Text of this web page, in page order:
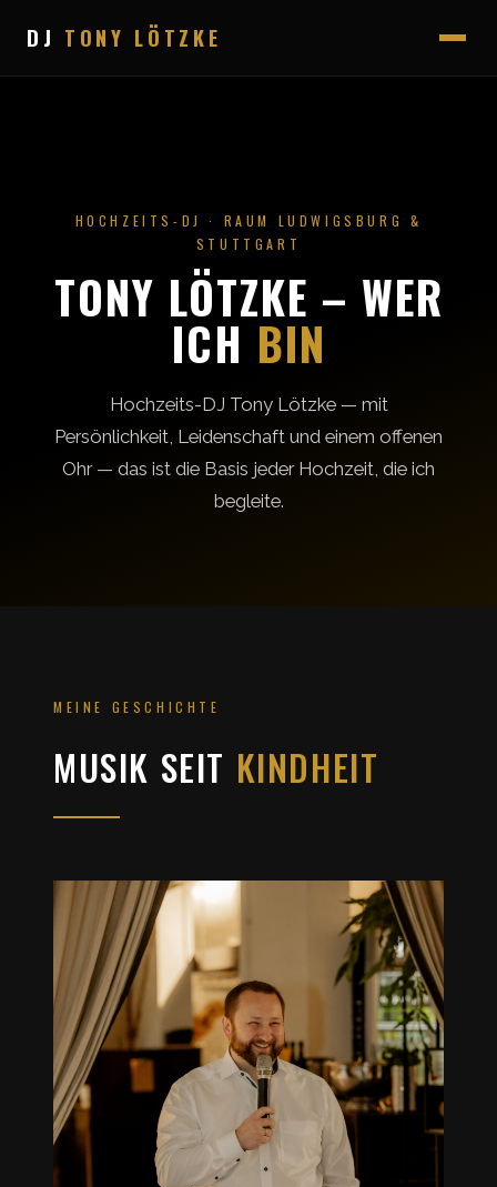
DJ TONY LÖTZKE
HOCHZEITS-DJ · RAUM LUDWIGSBURG &
STUTTGART
TONY LÖTZKE – WER
ICH BIN
Hochzeits-DJ Tony Lötzke — mit
Persönlichkeit, Leidenschaft und einem offenen
Ohr — das ist die Basis jeder Hochzeit, die ich
begleite.
MEINE GESCHICHTE
MUSIK SEIT KINDHEIT